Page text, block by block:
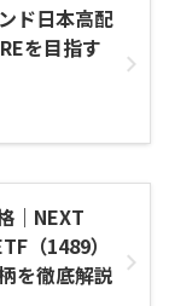
ド日本高配
を目指す
｜NEXT
（1489）
を徹底解説